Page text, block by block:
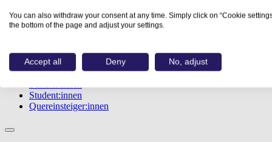
Studiengänge
Events
Berufstest
Informationen für:
Student:innen
Quereinsteiger:innen
You can also withdraw your consent at any time. Simply click on “Cookie
the bottom of the page and adjust your settings.
Accept all Deny No, adjust